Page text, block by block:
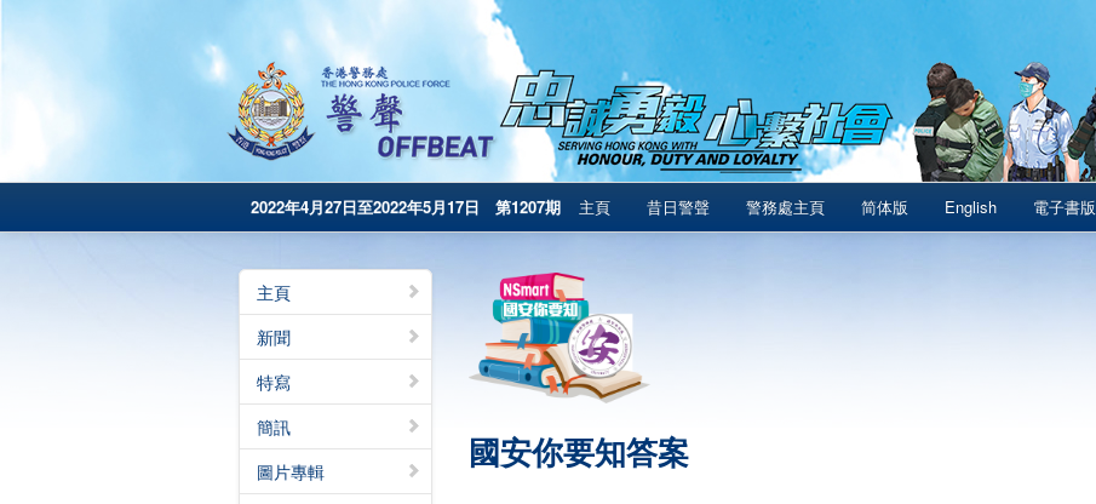
2022年4月27日至2022年5月17日 第1207期 主頁 昔日警聲 警務處主頁 简体版 English 電子書版
主頁
新聞
特寫
簡訊
圖片專輯
國安你要知答案